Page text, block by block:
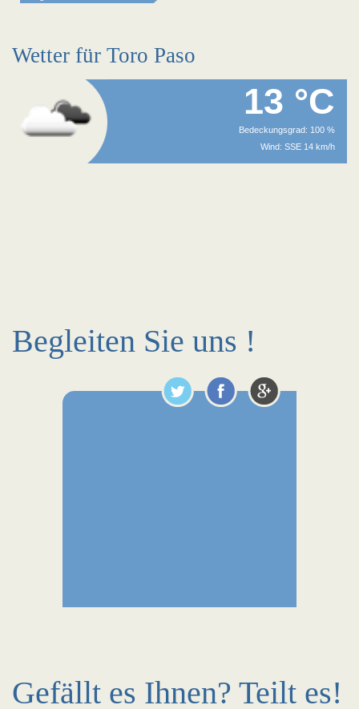
Wetter für Toro Paso
13 °C
Bedeckungsgrad: 100 %
Wind: SSE 14 km/h
Begleiten Sie uns !
Gefällt es Ihnen? Teilt es!